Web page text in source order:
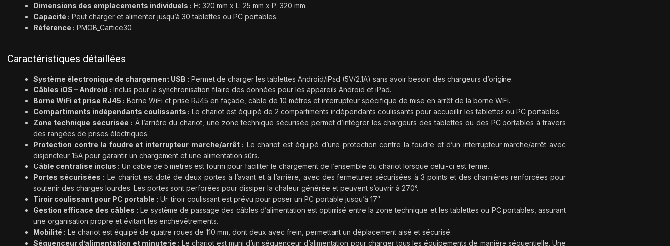
Dimensions des emplacements individuels : H: 320 mm x L: 25 mm x P: 320 mm.
Capacité : Peut charger et alimenter jusqu’à 30 tablettes ou PC portables.
Référence : PMOB_Cartice30
Caractéristiques détaillées
Système électronique de chargement USB : Permet de charger les tablettes Android/iPad (5V/2.1A) sans avoir besoin des chargeurs d’origine.
Câbles iOS – Android : Inclus pour la synchronisation filaire des données pour les appareils Android et iPad.
Borne WiFi et prise RJ45 : Borne WiFi et prise RJ45 en façade, câble de 10 mètres et interrupteur spécifique de mise en arrêt de la borne WiFi.
Compartiments indépendants coulissants : Le chariot est équipé de 2 compartiments indépendants coulissants pour accueillir les tablettes ou PC portables.
Zone technique sécurisée : À l’arrière du chariot, une zone technique sécurisée permet d’intégrer les chargeurs des tablettes ou des PC portables à travers
des rangées de prises électriques.
Protection contre la foudre et interrupteur marche/arrêt : Le chariot est équipé d’une protection contre la foudre et d’un interrupteur marche/arrêt avec
disjoncteur 15A pour garantir un chargement et une alimentation sûrs.
Câble centralisé inclus : Un câble de 5 mètres est fourni pour faciliter le chargement de l’ensemble du chariot lorsque celui-ci est fermé.
Portes sécurisées : Le chariot est doté de deux portes à l’avant et à l’arrière, avec des fermetures sécurisées à 3 points et des charnières renforcées pour
soutenir des charges lourdes. Les portes sont perforées pour dissiper la chaleur générée et peuvent s’ouvrir à 270°.
Tiroir coulissant pour PC portable : Un tiroir coulissant est prévu pour poser un PC portable jusqu’à 17″.
Gestion efficace des câbles : Le système de passage des câbles d’alimentation est optimisé entre la zone technique et les tablettes ou PC portables, assurant
une organisation propre et évitant les enchevêtrements.
Mobilité : Le chariot est équipé de quatre roues de 110 mm, dont deux avec frein, permettant un déplacement aisé et sécurisé.
Séquenceur d’alimentation et minuterie : Le chariot est muni d’un séquenceur d’alimentation pour charger tous les équipements de manière séquentielle. Une